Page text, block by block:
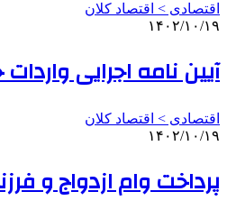
اقتصادی > اقتصاد کلان
۱۴۰۲/۱۰/۱۹
آیین نامه اجرایی
اقتصادی > اقتصاد کلان
۱۴۰۲/۱۰/۱۹
پرداخت وام ازدواج و فرزندآوری از ۲۱۷ همت گذشت/ پرداخت تسهیلات به بیش